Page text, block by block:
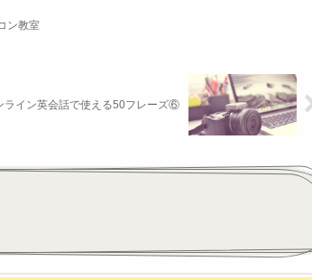
ン教室
ライン英会話で使える50フレーズ⑥